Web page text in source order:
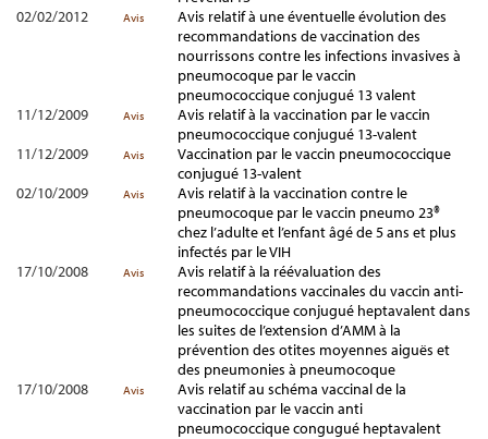
02/02/2012
Avis
Avis relatif à une éventuelle évolution des
recommandations de vaccination des
nourrissons contre les infections invasives à
pneumocoque par le vaccin
pneumococcique conjugué 13 valent
11/12/2009
Avis
Avis relatif à la vaccination par le vaccin
pneumococcique conjugué 13-valent
11/12/2009
Avis
Vaccination par le vaccin pneumococcique
conjugué 13-valent
02/10/2009
Avis
Avis relatif à la vaccination contre le
pneumocoque par le vaccin pneumo 23®
chez l’adulte et l’enfant âgé de 5 ans et plus
infectés par le VIH
17/10/2008
Avis
Avis relatif à la réévaluation des
recommandations vaccinales du vaccin anti-
pneumococcique conjugué heptavalent dans
les suites de l’extension d’AMM à la
prévention des otites moyennes aiguës et
des pneumonies à pneumocoque
17/10/2008
Avis
Avis relatif au schéma vaccinal de la
vaccination par le vaccin anti
pneumococcique congugué heptavalent